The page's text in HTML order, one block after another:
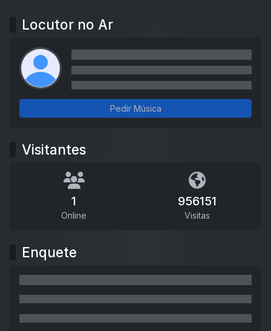
Locutor no Ar
Pedir Música
Visitantes
1
Online
956151
Visitas
Enquete